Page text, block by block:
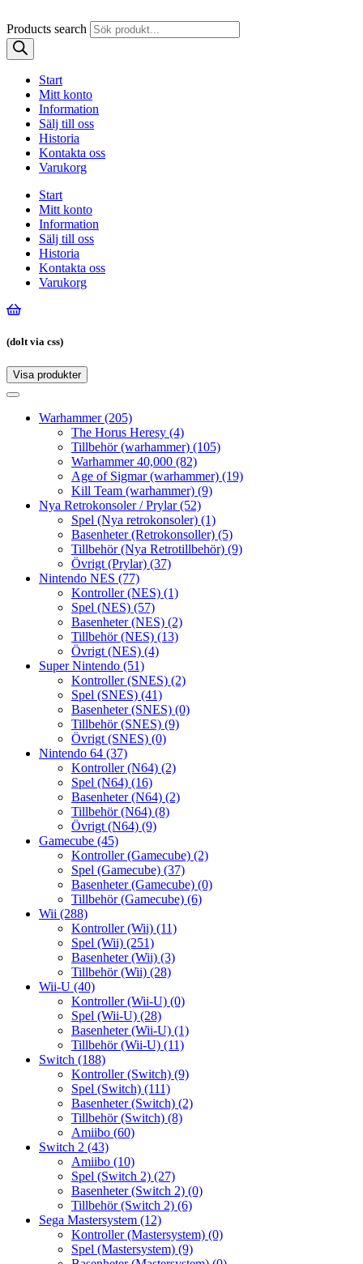
Products search
Start
Mitt konto
Information
Sälj till oss
Historia
Kontakta oss
Varukorg
Start
Mitt konto
Information
Sälj till oss
Historia
Kontakta oss
Varukorg
(dolt via css)
Visa produkter
Toggle
Toggle
navigationWarhammer(205)
The Horus Heresy (4)
Tillbehör (warhammer) (105)
Warhammer 40,000 (82)
Age of Sigmar (warhammer) (19)
Kill Team (warhammer) (9)
Nya Retrokonsoler / Prylar(52)
Spel (Nya retrokonsoler) (1)
Basenheter (Retrokonsoller) (5)
Tillbehör (Nya Retrotillbehör) (9)
Övrigt (Prylar) (37)
Nintendo NES (77)
Kontroller (NES) (1)
Spel (NES) (57)
Basenheter (NES) (2)
Tillbehör (NES) (13)
Övrigt (NES) (4)
Super Nintendo (51)
Kontroller (SNES) (2)
Spel (SNES) (41)
Basenheter (SNES) (0)
Tillbehör (SNES) (9)
Övrigt (SNES) (0)
Nintendo 64 (37)
Kontroller (N64) (2)
Spel (N64) (16)
Basenheter (N64) (2)
Tillbehör (N64) (8)
Övrigt (N64) (9)
Gamecube (45)
Kontroller (Gamecube) (2)
Spel (Gamecube) (37)
Basenheter (Gamecube) (0)
Tillbehör (Gamecube) (6)
Wii (288)
Kontroller (Wii) (11)
Spel (Wii) (251)
Basenheter (Wii) (3)
Tillbehör (Wii) (28)
Wii-U (40)
Kontroller (Wii-U) (0)
Spel (Wii-U) (28)
Basenheter (Wii-U) (1)
Tillbehör (Wii-U) (11)
Switch (188)
Kontroller (Switch) (9)
Spel (Switch) (111)
Basenheter (Switch) (2)
Tillbehör (Switch) (8)
Amiibo (60)
Switch 2 (43)
Amiibo (10)
Spel (Switch 2) (27)
Basenheter (Switch 2) (0)
Tillbehör (Switch 2) (6)
Sega Mastersystem (12)
Kontroller (Mastersystem) (0)
Spel (Mastersystem) (9)